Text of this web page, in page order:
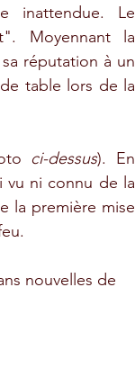
inattendue. Le
Moyennant la
réputation à un
table lors de la
ci-dessus). En
vu ni connu de la
la première mise
nouvelles de